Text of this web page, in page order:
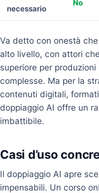
necessario
No
Va detto con onestà
alto livello, con attori
superiore per
complesse. Ma per la
contenuti digitali,
doppiaggio AI offre un
imbattibile.
Casi d’uso
Il doppiaggio AI apre
impensabili. Un corso